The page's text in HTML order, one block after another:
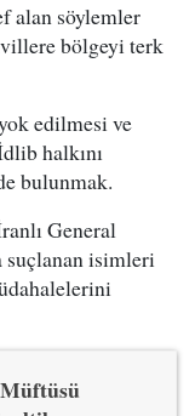
alan söylemler
bölgeyi terk
edilmesi ve
halkını
bulunmak.
General
suçlanan isimleri